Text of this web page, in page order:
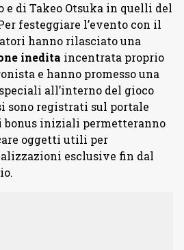
e di Takeo Otsuka in quelli del
festeggiare l’evento con il
hanno rilasciato una
inedita incentrata proprio
e hanno promesso una
all’interno del gioco
sono registrati sul portale
bonus iniziali permetteranno
oggetti utili per
esclusive fin dal